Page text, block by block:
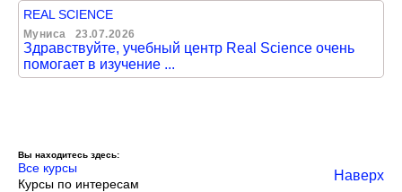
REAL SCIENCE
Муниса 23.07.2026
Здравствуйте, учебный центр Real Science очень
помогает в изучение ...
Вы находитесь здесь:
Все курсы
Курсы по интересам
Наверх